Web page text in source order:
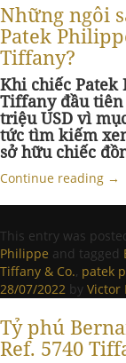
Những ngôi
Patek
Tiffany?
Khi chiếc Patek
Tiffany đầu tiên
triệu USD vì
tức tìm kiếm
sở hữu chiếc
Continue reading →
This entry was
Philippe and tagged
Tiffany & Co., patek
28/07/2022 by Victor
Tỷ phú
Ref. 5740